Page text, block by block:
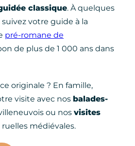
classique. À quelques
votre guide à la
pré-romane de
de plus de 1 000 ans dans
originale ? En famille,
visite avec nos balades-
ou nos visites
ruelles médiévales.